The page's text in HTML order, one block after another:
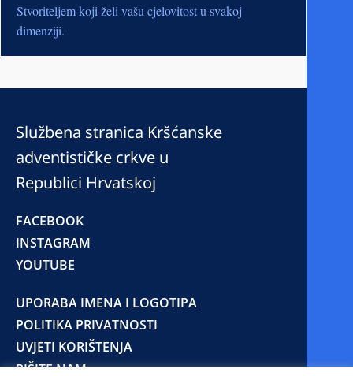
Stvoriteljem koji želi vašu cjelovitost u svakoj
dimenziji.
Službena stranica Kršćanske
adventističke crkve u
Republici Hrvatskoj
FACEBOOK
INSTAGRAM
YOUTUBE
UPORABA IMENA I LOGOTIPA
POLITIKA PRIVATNOSTI
UVJETI KORIŠTENJA
PIŠITE NAM